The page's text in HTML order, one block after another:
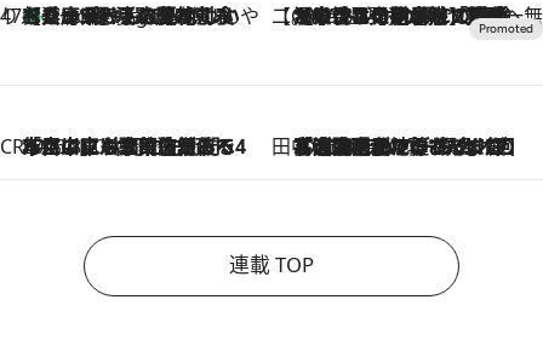
47都道府県の手みやげ ひんやりスイーツで夏を満喫
4 Hours Ago
【兵庫県】この夏絶対食べたい 冷やしておいしいおやつ3選 淡路島の恵みをジェラートに集約 【CREA×星野リゾート】唯一無二。癒しと発見が待つ場所へ
2026.8.7
【トンボの足水浴】ヒノキの香りに包まれて涼感マックス！約13℃の湧水かけ流しを避暑地「星野温泉 トンボの湯」で体験
CREA'S CHOICE
2026.8.7
「立川にも歌舞伎があるんだよ」 片岡仁左衛門・市川中車ら豪華座組みで4年目の立川立飛歌舞伎へ 田中稲の勝手に再ブーム
2026.8.7
「湘南乃風に憧れて」観客大盛上がりの“タオル回し”に、ラッパー顔負けの高速歌唱まで…さだまさし（74）のアグレッシブすぎる現在地
連載 TOP